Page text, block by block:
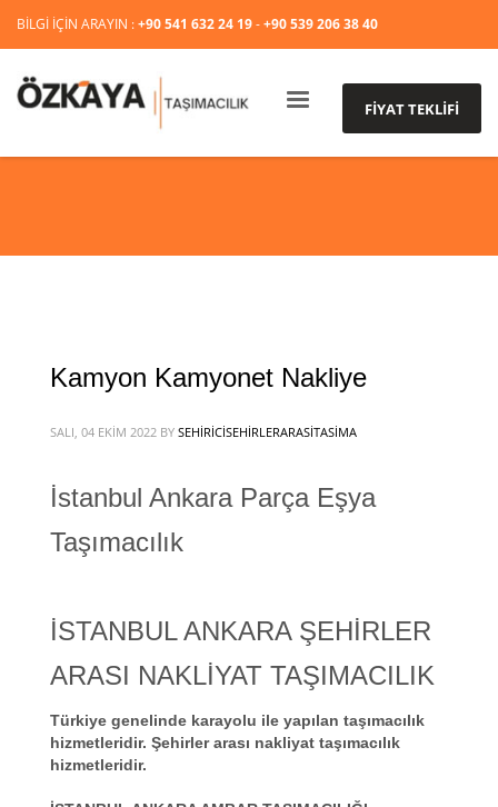
BİLGİ İÇİN ARAYIN :+90 541 632 24 19-+90 539 206 38 40
FİYAT TEKLİFİ
Kamyon Kamyonet Nakliye
SALI, 04 EKIM 2022 BY SEHIRICISEHIRLERARASITASIMA
İstanbul Ankara Parça Eşya
Taşımacılık
İSTANBUL ANKARA ŞEHİRLER
ARASI NAKLİYAT TAŞIMACILIK
Türkiye genelinde karayolu ile yapılan taşımacılık
hizmetleridir. Şehirler arası nakliyat taşımacılık
hizmetleridir.